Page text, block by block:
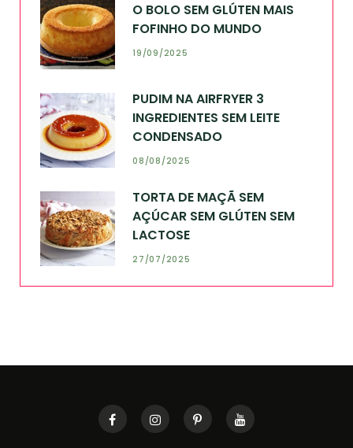
O BOLO SEM GLÚTEN MAIS
FOFINHO DO MUNDO
19/09/2025
PUDIM NA AIRFRYER 3
INGREDIENTES SEM LEITE
CONDENSADO
08/08/2025
TORTA DE MAÇÃ SEM
AÇÚCAR SEM GLÚTEN SEM
LACTOSE
27/07/2025